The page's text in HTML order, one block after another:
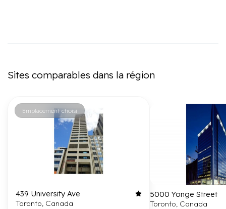
Sites comparables dans la région
Emplacement choisi
439 University Ave
Toronto, Canada
5000 Yonge Street
Toronto, Canada